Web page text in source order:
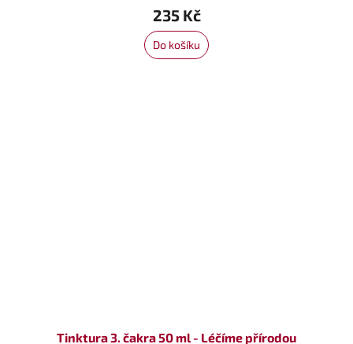
235 Kč
Do košíku
Tinktura 3. čakra 50 ml - Léčíme přírodou